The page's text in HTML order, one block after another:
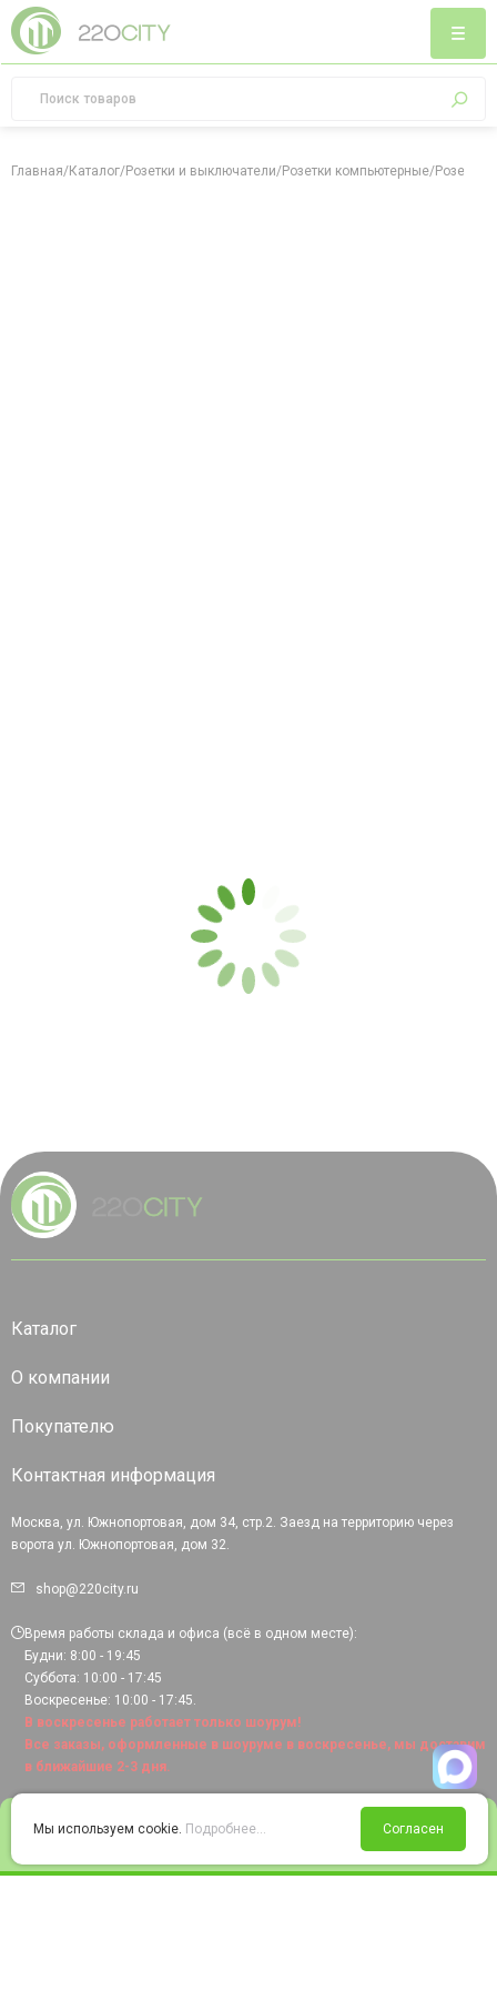
Войти Избранное Корзина
Главная/Каталог/Розетки и выключатели/Розетки компьютерные/Розетка
Каталог
О компании
Покупателю
Контактная информация
Москва, ул. Южнопортовая, дом 34, стр.2. Заезд на территорию через
ворота ул. Южнопортовая, дом 32.
shop@220city.ru
Время работы склада и офиса (всё в одном месте):
Будни: 8:00 - 19:45
Суббота: 10:00 - 17:45
Воскресенье: 10:00 - 17:45.
В воскресенье работает только шоурум!
Все заказы, оформленные в шоуруме в воскресенье, мы доставим
в ближайшие 2-3 дня.
Мы используем cookie. Подробнее... Согласен